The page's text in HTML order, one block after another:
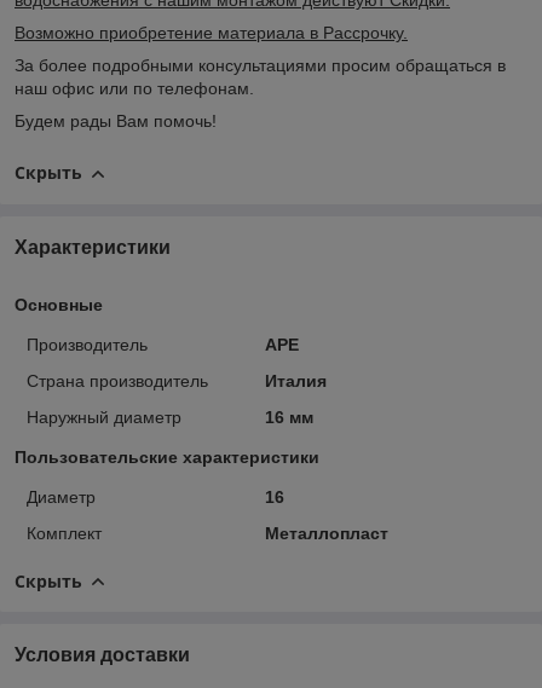
Возможно приобретение материала в Рассрочку.
За более подробными консультациями просим обращаться в
наш офис или по телефонам.
Будем рады Вам помочь!
Скрыть
Характеристики
Основные
Производитель
APE
Страна производитель
Италия
Наружный диаметр
16 мм
Пользовательские характеристики
Диаметр
16
Комплект
Металлопласт
Скрыть
Условия доставки